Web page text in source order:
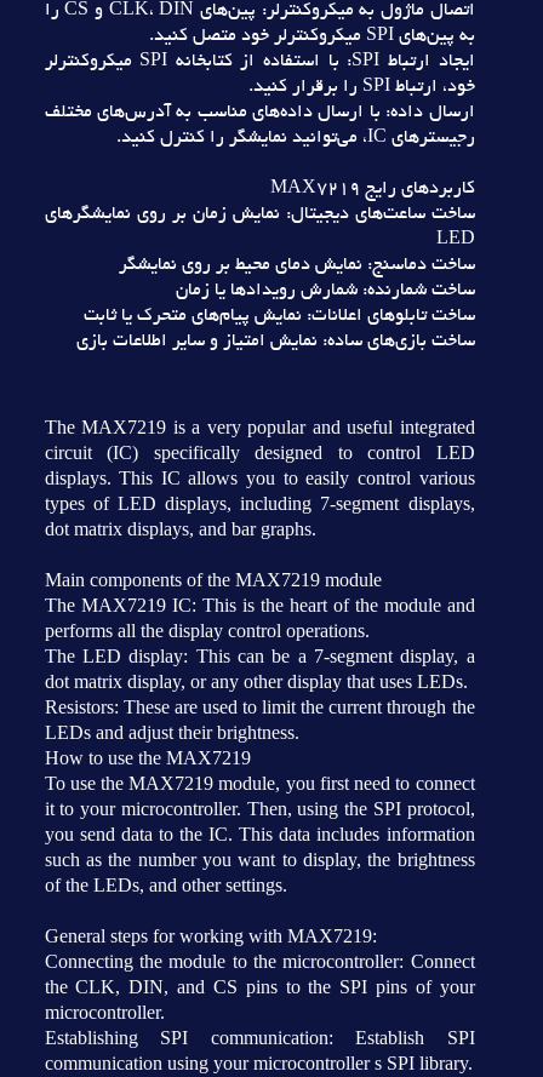
اتصال ماژول به ميکروکنترلر: پين‌هاي CLK، DIN و CS را
به پين‌هاي SPI ميکروکنترلر خود متصل کنيد.
ايجاد ارتباط SPI: با استفاده از کتابخانه SPI ميکروکنترلر
خود، ارتباط SPI را برقرار کنيد.
ارسال داده: با ارسال داده‌هاي مناسب به آدرس‌هاي مختلف
رجيسترهاي IC، مي‌توانيد نمايشگر را کنترل کنيد.
کاربردهاي رايج MAX7219
ساخت ساعت‌هاي ديجيتال: نمايش زمان بر روي نمايشگرهاي
LED
ساخت دماسنج: نمايش دماي محيط بر روي نمايشگر
ساخت شمارنده: شمارش رويدادها يا زمان
ساخت تابلوهاي اعلانات: نمايش پيام‌هاي متحرک يا ثابت
ساخت بازي‌هاي ساده: نمايش امتياز و ساير اطلاعات بازي
The MAX7219 is a very popular and useful integrated
circuit (IC) specifically designed to control LED
displays. This IC allows you to easily control various
types of LED displays, including 7-segment displays,
dot matrix displays, and bar graphs.
Main components of the MAX7219 module
The MAX7219 IC: This is the heart of the module and
performs all the display control operations.
The LED display: This can be a 7-segment display, a
dot matrix display, or any other display that uses LEDs.
Resistors: These are used to limit the current through the
LEDs and adjust their brightness.
How to use the MAX7219
To use the MAX7219 module, you first need to connect
it to your microcontroller. Then, using the SPI protocol,
you send data to the IC. This data includes information
such as the number you want to display, the brightness
of the LEDs, and other settings.
General steps for working with MAX7219:
Connecting the module to the microcontroller: Connect
the CLK, DIN, and CS pins to the SPI pins of your
microcontroller.
Establishing SPI communication: Establish SPI
communication using your microcontroller s SPI library.